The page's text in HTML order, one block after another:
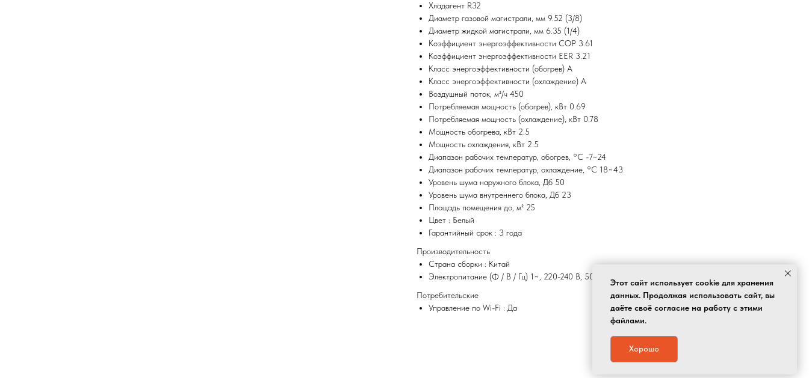
Этот сайт использует cookie для хранения
данных. Продолжая использовать сайт, вы
даёте своё согласие на работу с этими
файлами.
Хорошо
Хладагент R32
Диаметр газовой магистрали, мм 9.52 (3/8)
Диаметр жидкой магистрали, мм 6.35 (1/4)
Коэффициент энергоэффективности COP 3.61
Коэффициент энергоэффективности EER 3.21
Класс энергоэффективности (обогрев) A
Класс энергоэффективности (охлаждение) A
Воздушный поток, м³/ч 450
Потребляемая мощность (обогрев), кВт 0.69
Потребляемая мощность (охлаждение), кВт 0.78
Мощность обогрева, кВт 2.5
Мощность охлаждения, кВт 2.5
Диапазон рабочих температур, обогрев, °C -7~24
Диапазон рабочих температур, охлаждение, °C 18~43
Уровень шума наружного блока, Дб 50
Уровень шума внутреннего блока, Дб 23
Площадь помещения до, м² 25
Цвет : Белый
Гарантийный срок : 3 года
Производительность
Страна сборки : Китай
Электропитание (Ф / В / Гц) 1~, 220-240 В, 50 Гц
Потребительские
Управление по Wi-Fi : Да